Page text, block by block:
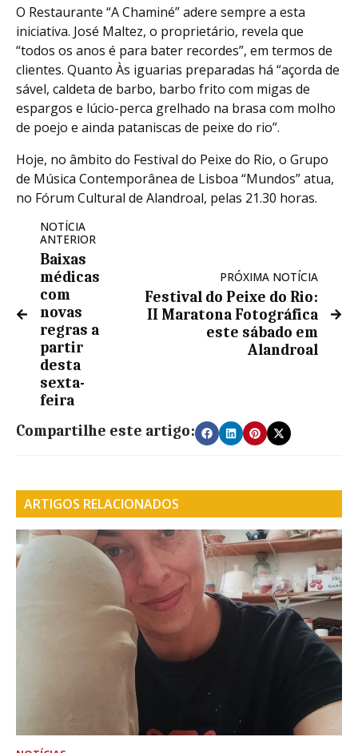
O Restaurante “A Chaminé” adere sempre a esta
iniciativa. José Maltez, o proprietário, revela que
“todos os anos é para bater recordes”, em termos de
clientes. Quanto Às iguarias preparadas há “açorda de
sável, caldeta de barbo, barbo frito com migas de
espargos e lúcio-perca grelhado na brasa com molho
de poejo e ainda pataniscas de peixe do rio”.
Hoje, no âmbito do Festival do Peixe do Rio, o Grupo
de Música Contemporânea de Lisboa “Mundos” atua,
no Fórum Cultural de Alandroal, pelas 21.30 horas.
NOTÍCIA
ANTERIOR
Baixas
médicas
com
novas
regras a
partir
desta
sexta-
feira
PRÓXIMA NOTÍCIA
Festival do Peixe do Rio:
II Maratona Fotográfica
este sábado em
Alandroal
Compartilhe este artigo:
ARTIGOS RELACIONADOS